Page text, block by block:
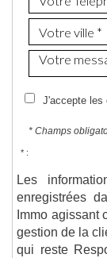
J'accepte les
* Champs
* :
Les
enregistrées
Immo agissant
gestion de la
qui reste